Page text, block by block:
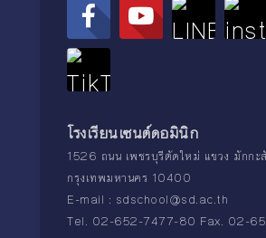
โรงเรียนเซนต์ดอมินิก
1526 ถนน เพชรบุรีตัดใหม่ แขวง มักกะ
กรุงเทพมหานคร 10400
E-mail : sdschool@sd.ac.th
Tel. 02-652-7477-80 Fax. 02-